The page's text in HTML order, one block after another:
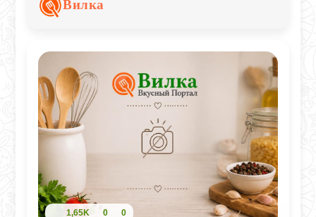
подачу особенно эффектной.
Вилка
1,65K 0 0